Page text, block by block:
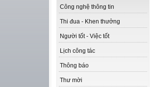
Công nghệ thông tin
Thi đua - Khen thưởng
Người tốt - Việc tốt
Lịch công tác
Thông báo
Thư mời